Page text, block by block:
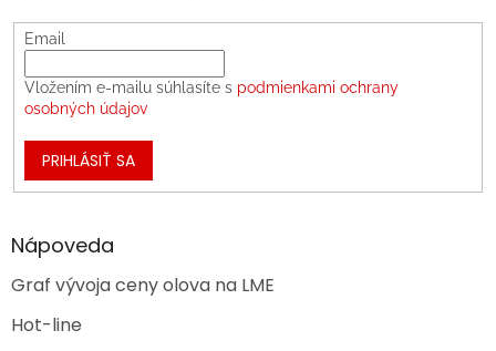
Email
Vložením e-mailu súhlasíte s podmienkami ochrany
osobných údajov
PRIHLÁSIŤ SA
Nápoveda
Graf vývoja ceny olova na LME
Hot-line